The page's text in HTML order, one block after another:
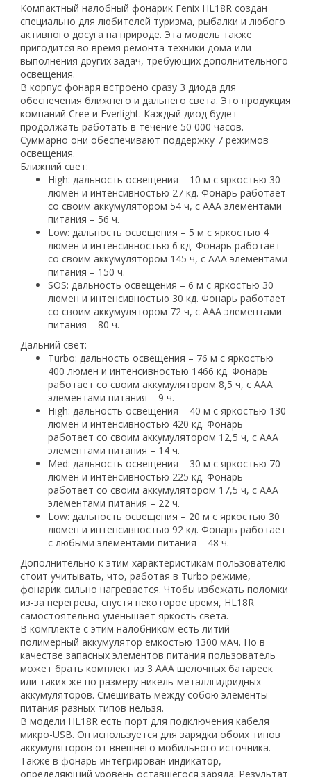
Компактный налобный фонарик Fenix HL18R создан
специально для любителей туризма, рыбалки и любого
активного досуга на природе. Эта модель также
пригодится во время ремонта техники дома или
выполнения других задач, требующих дополнительного
освещения.
В корпус фонаря встроено сразу 3 диода для
обеспечения ближнего и дальнего света. Это продукция
компаний Cree и Everlight. Каждый диод будет
продолжать работать в течение 50 000 часов.
Суммарно они обеспечивают поддержку 7 режимов
освещения.
Ближний свет:
High: дальность освещения – 10 м с яркостью 30
люмен и интенсивностью 27 кд. Фонарь работает
со своим аккумулятором 54 ч, с ААА элементами
питания – 56 ч.
Low: дальность освещения – 5 м с яркостью 4
люмен и интенсивностью 6 кд. Фонарь работает
со своим аккумулятором 145 ч, с ААА элементами
питания – 150 ч.
SOS: дальность освещения – 6 м с яркостью 30
люмен и интенсивностью 30 кд. Фонарь работает
со своим аккумулятором 72 ч, с ААА элементами
питания – 80 ч.
Дальний свет:
Turbo: дальность освещения – 76 м с яркостью
400 люмен и интенсивностью 1466 кд. Фонарь
работает со своим аккумулятором 8,5 ч, с ААА
элементами питания – 9 ч.
High: дальность освещения – 40 м с яркостью 130
люмен и интенсивностью 420 кд. Фонарь
работает со своим аккумулятором 12,5 ч, с ААА
элементами питания – 14 ч.
Med: дальность освещения – 30 м с яркостью 70
люмен и интенсивностью 225 кд. Фонарь
работает со своим аккумулятором 17,5 ч, с ААА
элементами питания – 22 ч.
Low: дальность освещения – 20 м с яркостью 30
люмен и интенсивностью 92 кд. Фонарь работает
с любыми элементами питания – 48 ч.
Дополнительно к этим характеристикам пользователю
стоит учитывать, что, работая в Turbo режиме,
фонарик сильно нагревается. Чтобы избежать поломки
из-за перегрева, спустя некоторое время, HL18R
самостоятельно уменьшает яркость света.
В комплекте с этим налобником есть литий-
полимерный аккумулятор емкостью 1300 мАч. Но в
качестве запасных элементов питания пользователь
может брать комплект из 3 ААА щелочных батареек
или таких же по размеру никель-металлгидридных
аккумуляторов. Смешивать между собою элементы
питания разных типов нельзя.
В модели HL18R есть порт для подключения кабеля
микро-USB. Он используется для зарядки обоих типов
аккумуляторов от внешнего мобильного источника.
Также в фонарь интегрирован индикатор,
определяющий уровень оставшегося заряда. Результат